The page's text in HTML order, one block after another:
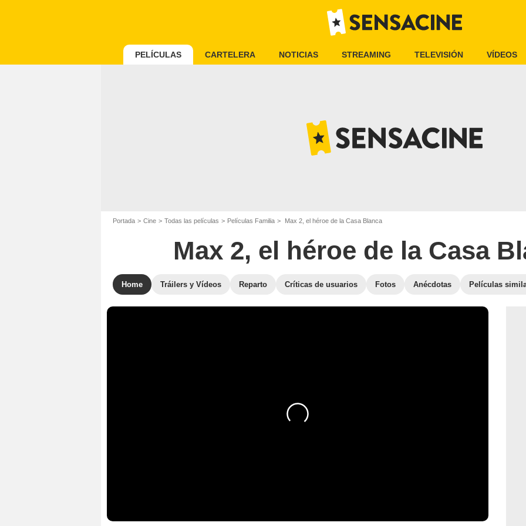
PELÍCULAS CARTELERA NOTICIAS STREAMING TELEVISIÓN VÍDEOS
Portada Cine Todas las películas Películas Familia Max 2, el héroe de la Casa Blanca
Max 2, el héroe de la Casa
Home Tráilers y Vídeos Reparto Críticas de usuarios Fotos Anécdotas Películas